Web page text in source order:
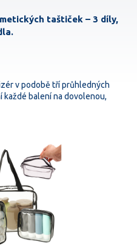
taštiček – 3 díly,
v podobě tří průhledných
každé balení na dovolenou,